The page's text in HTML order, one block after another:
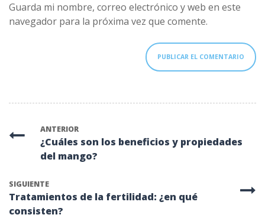
Guarda mi nombre, correo electrónico y web en este
navegador para la próxima vez que comente.
ANTERIOR
¿Cuáles son los beneficios y propiedades
del mango?
SIGUIENTE
Tratamientos de la fertilidad: ¿en qué
consisten?